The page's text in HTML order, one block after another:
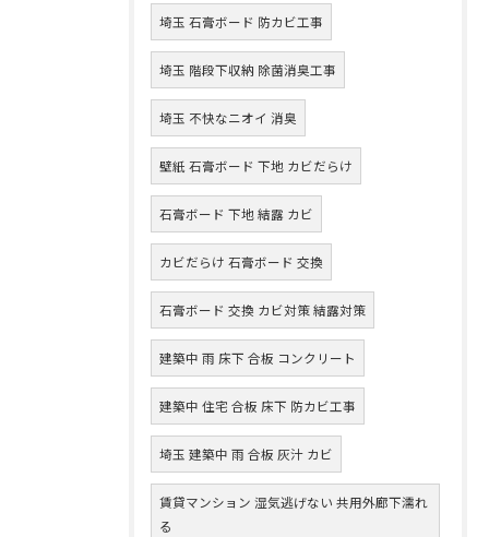
埼玉 石膏ボード 防カビ工事
埼玉 階段下収納 除菌消臭工事
埼玉 不快なニオイ 消臭
壁紙 石膏ボード 下地 カビだらけ
石膏ボード 下地 結露 カビ
カビだらけ 石膏ボード 交換
石膏ボード 交換 カビ対策 結露対策
建築中 雨 床下 合板 コンクリート
建築中 住宅 合板 床下 防カビ工事
埼玉 建築中 雨 合板 灰汁 カビ
賃貸マンション 湿気逃げない 共用外廊下濡れ
る